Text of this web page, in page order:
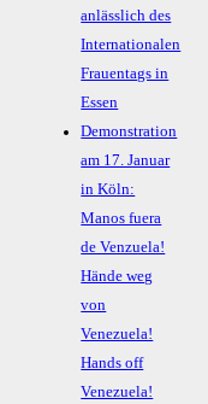
anlässlich des
Internationalen
Frauentags in
Essen
Demonstration
am 17. Januar
in Köln:
Manos fuera
de Venzuela!
Hände weg
von
Venezuela!
Hands off
Venezuela!